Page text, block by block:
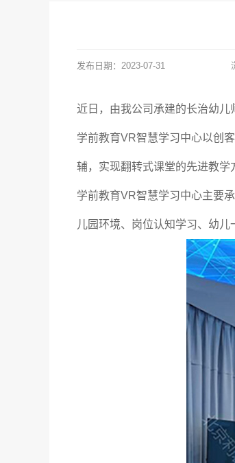
发布日期： 2023-07-31
近日，由我公司承建的长治幼儿
学前教育VR智慧学习中心以创
辅，实现翻转式课堂的先进教学
学前教育VR智慧学习中心主要
儿园环境、岗位认知学习、幼